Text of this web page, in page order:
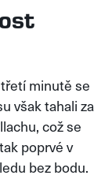
minutě se
však tahali za
což se
poprvé v
bez bodu.